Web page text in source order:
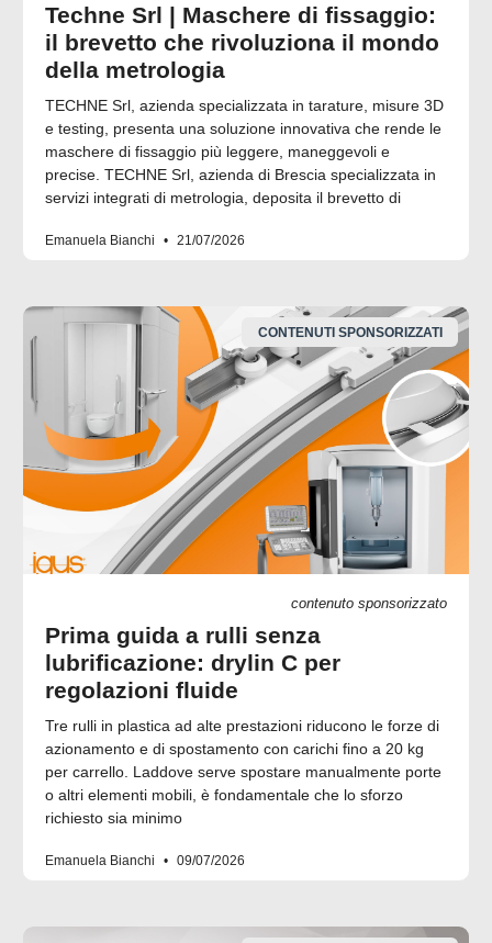
Techne Srl | Maschere di fissaggio:
il brevetto che rivoluziona il mondo
della metrologia
TECHNE Srl, azienda specializzata in tarature, misure 3D
e testing, presenta una soluzione innovativa che rende le
maschere di fissaggio più leggere, maneggevoli e
precise. TECHNE Srl, azienda di Brescia specializzata in
servizi integrati di metrologia, deposita il brevetto di
Emanuela Bianchi 21/07/2026
CONTENUTI SPONSORIZZATI
contenuto sponsorizzato
Prima guida a rulli senza
lubrificazione: drylin C per
regolazioni fluide
Tre rulli in plastica ad alte prestazioni riducono le forze di
azionamento e di spostamento con carichi fino a 20 kg
per carrello. Laddove serve spostare manualmente porte
o altri elementi mobili, è fondamentale che lo sforzo
richiesto sia minimo
Emanuela Bianchi 09/07/2026